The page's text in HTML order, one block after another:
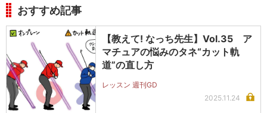
おすすめ記事
【教えて! なっち先生】Vol.35 ア
マチュアの悩みのタネ“カット軌
道”の直し方
レッスン 週刊GD
2025.11.24